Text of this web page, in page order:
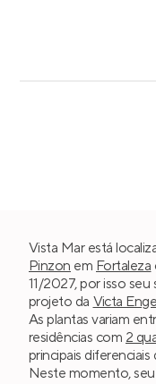
Vista Mar está
Pinzon em Fortaleza
11/2027, por isso
projeto da Victa
As plantas variam
residências com 2
principais diferenciais
Neste momento,